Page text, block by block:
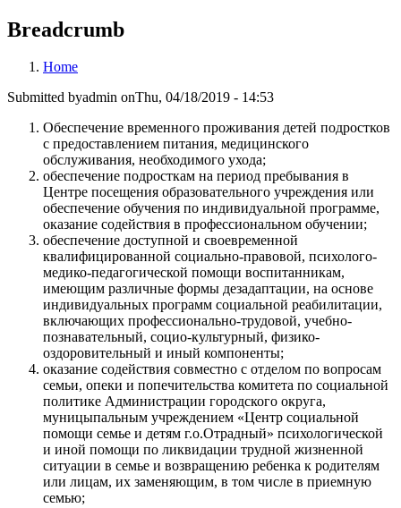
Breadcrumb
Home
Submitted byadmin onThu, 04/18/2019 - 14:53
Обеспечение временного проживания детей подростков
с предоставлением питания, медицинского
обслуживания, необходимого ухода;
обеспечение подросткам на период пребывания в
Центре посещения образовательного учреждения или
обеспечение обучения по индивидуальной программе,
оказание содействия в профессиональном обучении;
обеспечение доступной и своевременной
квалифицированной социально-правовой, психолого-
медико-педагогической помощи воспитанникам,
имеющим различные формы дезадаптации, на основе
индивидуальных программ социальной реабилитации,
включающих профессионально-трудовой, учебно-
познавательный, социо-культурный, физико-
оздоровительный и иный компоненты;
оказание содействия совместно с отделом по вопросам
семьи, опеки и попечительства комитета по социальной
политике Администрации городского округа,
муницыпальным учреждением «Центр социальной
помощи семье и детям г.о.Отрадный» психологической
и иной помощи по ликвидации трудной жизненной
ситуации в семье и возвращению ребенка к родителям
или лицам, их заменяющим, в том числе в приемную
семью;